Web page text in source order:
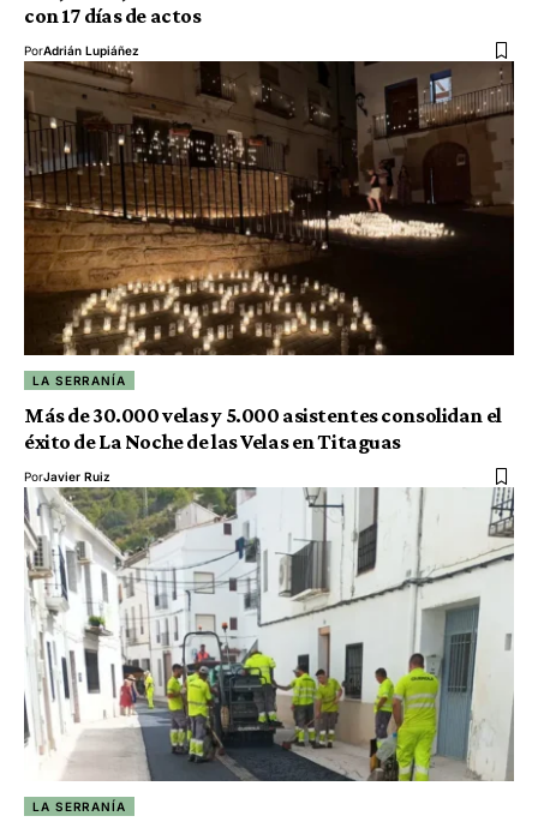
con 17 días de actos
PorAdrián Lupiáñez
LA SERRANÍA
Más de 30.000 velas y 5.000 asistentes consolidan el
éxito de La Noche de las Velas en Titaguas
PorJavier Ruiz
LA SERRANÍA